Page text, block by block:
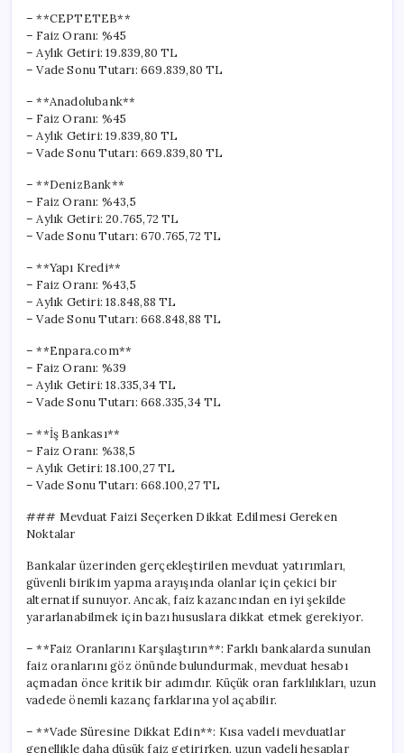
– **CEPTETEB**
– Faiz Oranı: %45
– Aylık Getiri: 19.839,80 TL
– Vade Sonu Tutarı: 669.839,80 TL
– **Anadolubank**
– Faiz Oranı: %45
– Aylık Getiri: 19.839,80 TL
– Vade Sonu Tutarı: 669.839,80 TL
– **DenizBank**
– Faiz Oranı: %43,5
– Aylık Getiri: 20.765,72 TL
– Vade Sonu Tutarı: 670.765,72 TL
– **Yapı Kredi**
– Faiz Oranı: %43,5
– Aylık Getiri: 18.848,88 TL
– Vade Sonu Tutarı: 668.848,88 TL
– **Enpara.com**
– Faiz Oranı: %39
– Aylık Getiri: 18.335,34 TL
– Vade Sonu Tutarı: 668.335,34 TL
– **İş Bankası**
– Faiz Oranı: %38,5
– Aylık Getiri: 18.100,27 TL
– Vade Sonu Tutarı: 668.100,27 TL
### Mevduat Faizi Seçerken Dikkat Edilmesi Gereken
Noktalar
Bankalar üzerinden gerçekleştirilen mevduat yatırımları,
güvenli birikim yapma arayışında olanlar için çekici bir
alternatif sunuyor. Ancak, faiz kazancından en iyi şekilde
yararlanabilmek için bazı hususlara dikkat etmek gerekiyor.
– **Faiz Oranlarını Karşılaştırın**: Farklı bankalarda sunulan
faiz oranlarını göz önünde bulundurmak, mevduat hesabı
açmadan önce kritik bir adımdır. Küçük oran farklılıkları, uzun
vadede önemli kazanç farklarına yol açabilir.
– **Vade Süresine Dikkat Edin**: Kısa vadeli mevduatlar
genellikle daha düşük faiz getirirken, uzun vadeli hesaplar